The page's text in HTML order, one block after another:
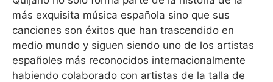
más exquisita música española sino que sus
canciones son éxitos que han trascendido en
medio mundo y siguen siendo uno de los artistas
españoles más reconocidos internacionalmente
habiendo colaborado con artistas de la talla de